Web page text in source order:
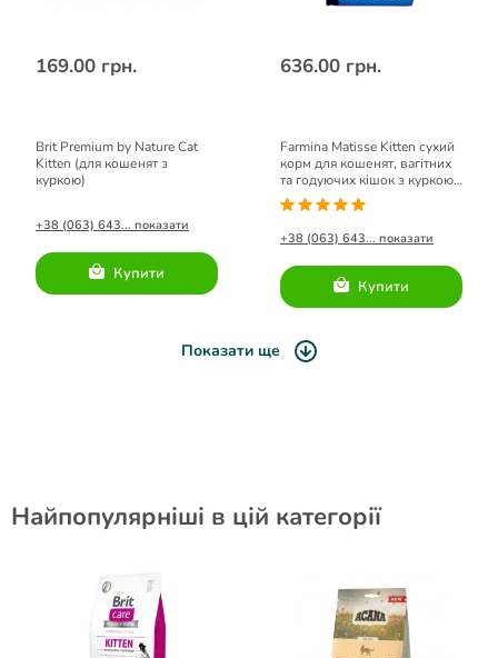
169.00 грн.
Brit Premium by Nature Cat
Kitten (для кошенят з
куркою)
+38 (063) 643... показати
Купити
636.00 грн.
Farmina Matisse Kitten сухий
корм для кошенят, вагітних
та годуючих кішок з куркою
1,5 кг
+38 (063) 643... показати
Купити
Показати ще
Найпопулярніші в цій категорії